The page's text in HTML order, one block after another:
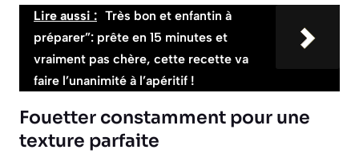
Lire aussi : Très bon et enfantin à
préparer”: prête en 15 minutes et
vraiment pas chère, cette recette va
faire l’unanimité à l’apéritif !
Fouetter constamment pour une
texture parfaite